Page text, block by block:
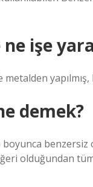
işe
metalden
demek?
benzersiz
olduğundan